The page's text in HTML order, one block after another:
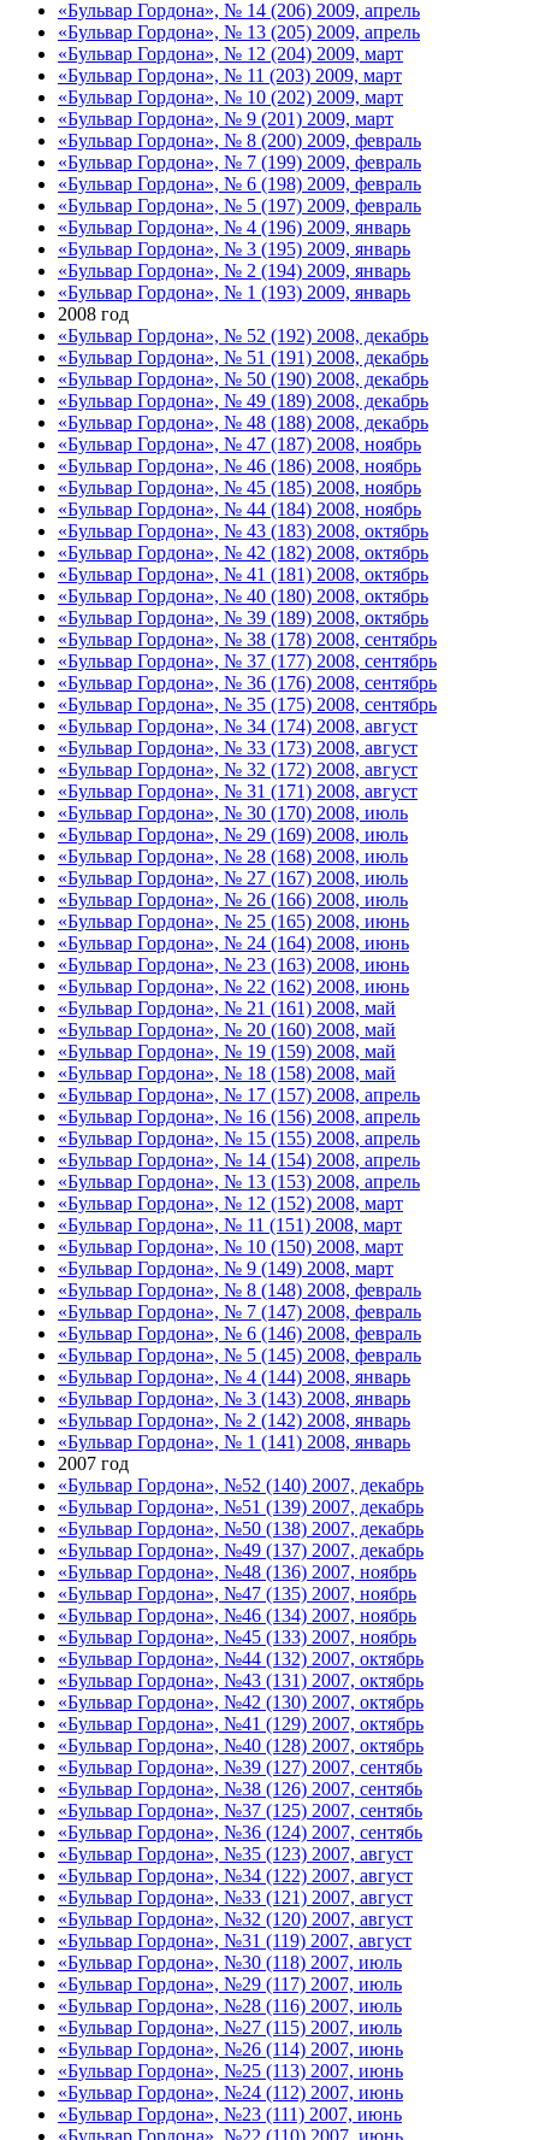
«Бульвар Гордона», № 14 (206) 2009, апрель
«Бульвар Гордона», № 13 (205) 2009, апрель
«Бульвар Гордона», № 12 (204) 2009, март
«Бульвар Гордона», № 11 (203) 2009, март
«Бульвар Гордона», № 10 (202) 2009, март
«Бульвар Гордона», № 9 (201) 2009, март
«Бульвар Гордона», № 8 (200) 2009, февраль
«Бульвар Гордона», № 7 (199) 2009, февраль
«Бульвар Гордона», № 6 (198) 2009, февраль
«Бульвар Гордона», № 5 (197) 2009, февраль
«Бульвар Гордона», № 4 (196) 2009, январь
«Бульвар Гордона», № 3 (195) 2009, январь
«Бульвар Гордона», № 2 (194) 2009, январь
«Бульвар Гордона», № 1 (193) 2009, январь
2008 год
«Бульвар Гордона», № 52 (192) 2008, декабрь
«Бульвар Гордона», № 51 (191) 2008, декабрь
«Бульвар Гордона», № 50 (190) 2008, декабрь
«Бульвар Гордона», № 49 (189) 2008, декабрь
«Бульвар Гордона», № 48 (188) 2008, декабрь
«Бульвар Гордона», № 47 (187) 2008, ноябрь
«Бульвар Гордона», № 46 (186) 2008, ноябрь
«Бульвар Гордона», № 45 (185) 2008, ноябрь
«Бульвар Гордона», № 44 (184) 2008, ноябрь
«Бульвар Гордона», № 43 (183) 2008, октябрь
«Бульвар Гордона», № 42 (182) 2008, октябрь
«Бульвар Гордона», № 41 (181) 2008, октябрь
«Бульвар Гордона», № 40 (180) 2008, октябрь
«Бульвар Гордона», № 39 (189) 2008, октябрь
«Бульвар Гордона», № 38 (178) 2008, сентябрь
«Бульвар Гордона», № 37 (177) 2008, сентябрь
«Бульвар Гордона», № 36 (176) 2008, сентябрь
«Бульвар Гордона», № 35 (175) 2008, сентябрь
«Бульвар Гордона», № 34 (174) 2008, август
«Бульвар Гордона», № 33 (173) 2008, август
«Бульвар Гордона», № 32 (172) 2008, август
«Бульвар Гордона», № 31 (171) 2008, август
«Бульвар Гордона», № 30 (170) 2008, июль
«Бульвар Гордона», № 29 (169) 2008, июль
«Бульвар Гордона», № 28 (168) 2008, июль
«Бульвар Гордона», № 27 (167) 2008, июль
«Бульвар Гордона», № 26 (166) 2008, июль
«Бульвар Гордона», № 25 (165) 2008, июнь
«Бульвар Гордона», № 24 (164) 2008, июнь
«Бульвар Гордона», № 23 (163) 2008, июнь
«Бульвар Гордона», № 22 (162) 2008, июнь
«Бульвар Гордона», № 21 (161) 2008, май
«Бульвар Гордона», № 20 (160) 2008, май
«Бульвар Гордона», № 19 (159) 2008, май
«Бульвар Гордона», № 18 (158) 2008, май
«Бульвар Гордона», № 17 (157) 2008, апрель
«Бульвар Гордона», № 16 (156) 2008, апрель
«Бульвар Гордона», № 15 (155) 2008, апрель
«Бульвар Гордона», № 14 (154) 2008, апрель
«Бульвар Гордона», № 13 (153) 2008, апрель
«Бульвар Гордона», № 12 (152) 2008, март
«Бульвар Гордона», № 11 (151) 2008, март
«Бульвар Гордона», № 10 (150) 2008, март
«Бульвар Гордона», № 9 (149) 2008, март
«Бульвар Гордона», № 8 (148) 2008, февраль
«Бульвар Гордона», № 7 (147) 2008, февраль
«Бульвар Гордона», № 6 (146) 2008, февраль
«Бульвар Гордона», № 5 (145) 2008, февраль
«Бульвар Гордона», № 4 (144) 2008, январь
«Бульвар Гордона», № 3 (143) 2008, январь
«Бульвар Гордона», № 2 (142) 2008, январь
«Бульвар Гордона», № 1 (141) 2008, январь
2007 год
«Бульвар Гордона», №52 (140) 2007, декабрь
«Бульвар Гордона», №51 (139) 2007, декабрь
«Бульвар Гордона», №50 (138) 2007, декабрь
«Бульвар Гордона», №49 (137) 2007, декабрь
«Бульвар Гордона», №48 (136) 2007, ноябрь
«Бульвар Гордона», №47 (135) 2007, ноябрь
«Бульвар Гордона», №46 (134) 2007, ноябрь
«Бульвар Гордона», №45 (133) 2007, ноябрь
«Бульвар Гордона», №44 (132) 2007, октябрь
«Бульвар Гордона», №43 (131) 2007, октябрь
«Бульвар Гордона», №42 (130) 2007, октябрь
«Бульвар Гордона», №41 (129) 2007, октябрь
«Бульвар Гордона», №40 (128) 2007, октябрь
«Бульвар Гордона», №39 (127) 2007, сентябь
«Бульвар Гордона», №38 (126) 2007, сентябь
«Бульвар Гордона», №37 (125) 2007, сентябь
«Бульвар Гордона», №36 (124) 2007, сентябь
«Бульвар Гордона», №35 (123) 2007, август
«Бульвар Гордона», №34 (122) 2007, август
«Бульвар Гордона», №33 (121) 2007, август
«Бульвар Гордона», №32 (120) 2007, август
«Бульвар Гордона», №31 (119) 2007, август
«Бульвар Гордона», №30 (118) 2007, июль
«Бульвар Гордона», №29 (117) 2007, июль
«Бульвар Гордона», №28 (116) 2007, июль
«Бульвар Гордона», №27 (115) 2007, июль
«Бульвар Гордона», №26 (114) 2007, июнь
«Бульвар Гордона», №25 (113) 2007, июнь
«Бульвар Гордона», №24 (112) 2007, июнь
«Бульвар Гордона», №23 (111) 2007, июнь
«Бульвар Гордона», №22 (110) 2007, июнь